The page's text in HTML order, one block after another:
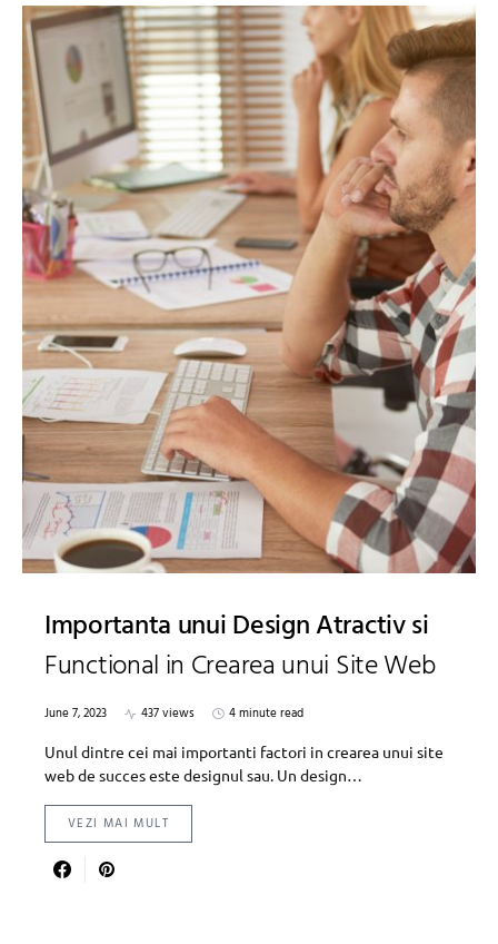
Importanta unui Design Atractiv si
Functional in Crearea unui Site Web
June 7, 2023 437 views
4 minute read
Unul dintre cei mai importanti factori in crearea unui site
web de succes este designul sau. Un design…
VEZI MAI MULT